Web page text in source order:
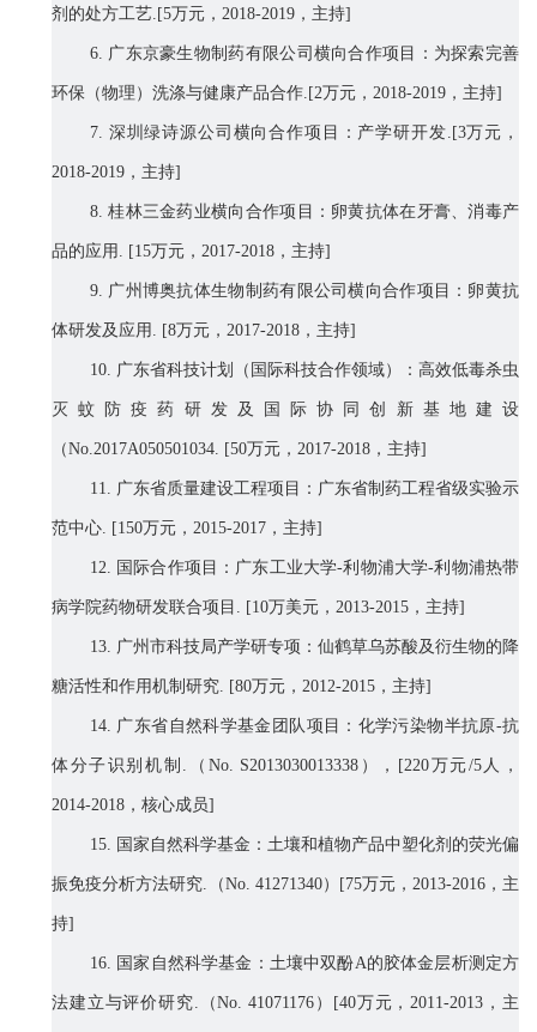
剂的处方工艺.[5万元， 2018-2019 ，主持]
6. 广东京豪生物制药有限公司横向合作项目：为探索完善
环保（物理）洗涤与健康产品合作.[2万元， 2018-2019 ，主持]
7. 深圳绿诗源公司横向合作项目：产学研开发.[3万元，
2018-2019 ，主持]
8.桂林三金药业横向合作项目： 卵黄抗体在牙膏、消毒产
品的应用 . [15万元， 2017-2018 ，主持]
9. 广州博奥抗体生物制药有限公司横向合作项目： 卵黄抗
体研发及应用 . [8万元， 2017-2018 ，主持]
10. 广东省科技计划（国际科技合作领域）：高效低毒杀虫
灭蚊防疫药研发及国际协同创新基地建设
（No.2017A050501034. [50万元， 2017-2018 ，主持]
11. 广东省质量建设工程项目：广东省制药工程省级实验示
范中心. [150万元， 2015-2017 ，主持]
12. 国际合作项目：广东工业大学-利物浦大学-利物浦热带
病学院药物研发联合项目 . [10万美元， 2013-2015 ，主持]
13. 广州市科技局产学研专项：仙鹤草乌苏酸及衍生物的降
糖活性和作用机制研究. [80万元， 2012-2015 ，主持]
14. 广东省自然科学基金团队项目：化学污染物半抗原-抗
体分子识别机制 . （ No. S2013030013338 ）， [220万元/5人，
2014-2018 ，核心成员]
15. 国家自然科学基金：土壤和植物产品中塑化剂的荧光偏
振免疫分析方法研究. （No. 41271340） [75万元， 2013-2016，主
持]
16. 国家自然科学基金：土壤中双酚A的胶体金层析测定方
法建立与评价研究. （No. 41071176 ） [40万元，2011-2013 ，主